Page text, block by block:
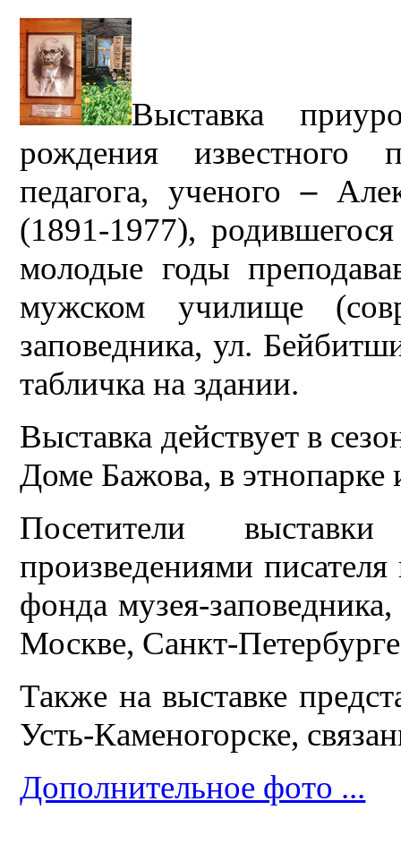
Выставка
рождения известного
педагога, ученого–
(1891-1977),
молодые годы
мужском училище
заповедника, ул.
табличка на здании.
Выставка действует в
Доме Бажова, в
Посетители
произведениями
фонда музея-
Москве, Санкт-
Также на выставке
Усть-Каменогорске,
Дополнительное фото ...